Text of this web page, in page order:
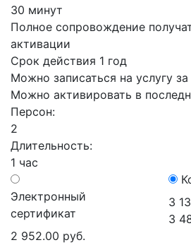
30 минут
Полное сопровождение
активации
Срок действия 1 год
Можно записаться на услугу
Можно активировать в
Персон:
2
Длительность:
1 час
Электронный
сертификат
2 952.00 руб.
3
3